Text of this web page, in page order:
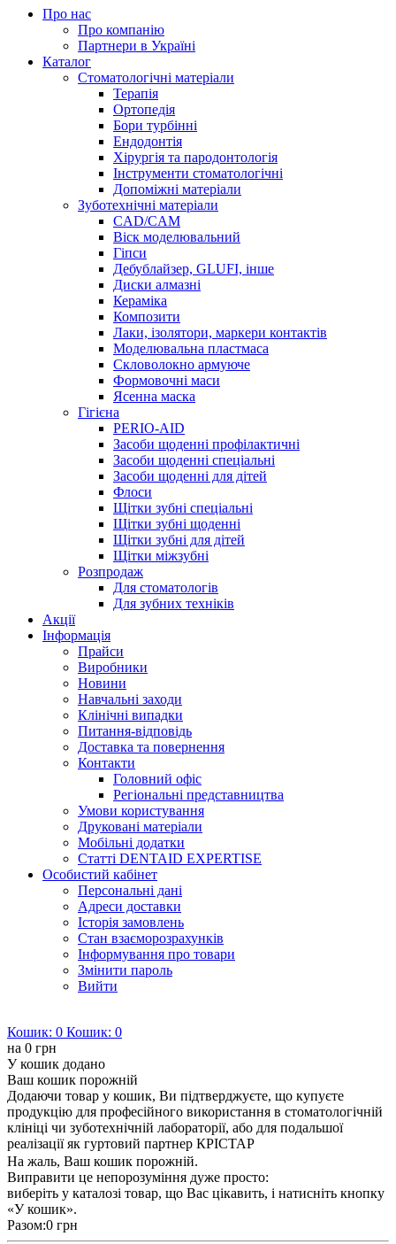
Про нас
Про компанію
Партнери в Україні
Каталог
Стоматологічні матеріали
Терапія
Ортопедія
Бори турбінні
Ендодонтія
Хірургія та пародонтологія
Інструменти стоматологічні
Допоміжні матеріали
Зуботехнічні матеріали
CAD/CAM
Віск моделювальний
Гіпси
Дебублайзер, GLUFI, інше
Диски алмазні
Кераміка
Композити
Лаки, ізолятори, маркери контактів
Моделювальна пластмаса
Скловолокно армуюче
Формовочні маси
Ясенна маска
Гігієна
PERIO-AID
Засоби щоденні профілактичні
Засоби щоденні спеціальні
Засоби щоденні для дітей
Флоси
Щітки зубні спеціальні
Щітки зубні щоденні
Щітки зубні для дітей
Щітки міжзубні
Розпродаж
Для стоматологів
Для зубних техніків
Акції
Інформація
Прайси
Виробники
Новини
Навчальні заходи
Клінічні випадки
Питання-відповідь
Доставка та повернення
Контакти
Головний офіс
Регіональні представництва
Умови користування
Друковані матеріали
Мобільні додатки
Статті DENTAID EXPERTISE
Особистий кабінет
Персональні дані
Адреси доставки
Історія замовлень
Стан взаєморозрахунків
Інформування про товари
Змінити пароль
Вийти
Кошик: 0 Кошик: 0
на 0 грн
У кошик додано
Ваш кошик порожній
Додаючи товар у кошик, Ви підтверджуєте, що купуєте
продукцію для професійного використання в стоматологічній
клініці чи зуботехнічній лабораторії, або для подальшої
реалізації як гуртовий партнер КРІСТАР
На жаль, Ваш кошик порожній.
Виправити це непорозуміння дуже просто:
виберіть у каталозі товар, що Вас цікавить, і натисніть кнопку
«У кошик».
Разом:0 грн